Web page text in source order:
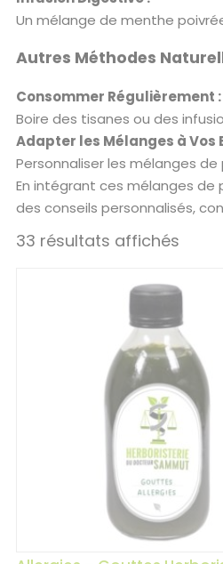
Un mélange de menthe
Autres Méthodes
Consommer Régulièrement :
Boire des tisanes ou des
Adapter les Mélanges à Vos
Personnaliser les mélanges
En intégrant ces mélanges
des conseils personnalisés,
33 résultats affichés